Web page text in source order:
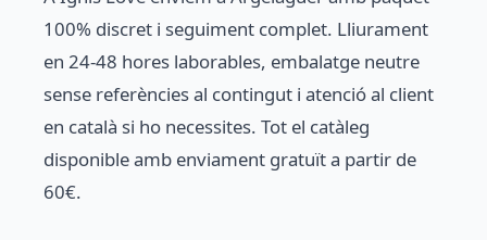
100% discret i seguiment complet. Lliurament
en 24-48 hores laborables, embalatge neutre
sense referències al contingut i atenció al client
en català si ho necessites. Tot el catàleg
disponible amb enviament gratuït a partir de
60€.